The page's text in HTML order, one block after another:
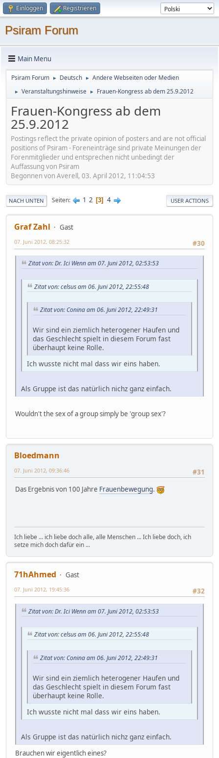
Einloggen Registrieren
Psiram Forum
Main Menu
Psiram Forum ► Deutsch ► Andere Webseiten oder Medien
► Veranstaltungshinweise ► Frauen-Kongress ab dem 25.9.2012
Frauen-Kongress ab dem
25.9.2012
Postings reflect the private opinion of posters and are not official
positions of Psiram - Foreneinträge sind private Meinungen der
Forenmitglieder und entsprechen nicht unbedingt der
Auffassung von Psiram
Begonnen von Averell, 03. April 2012, 11:04:53
NACH UNTEN Seiten 1 2 3 4 USER ACTIONS
Graf Zahl
Gast
#30
07. Juni 2012, 08:25:32
Zitat von: Dr. Ici Wenn am 07. Juni 2012, 02:53:53
Zitat von: celsus am 06. Juni 2012, 22:55:48
Zitat von: Conina am 06. Juni 2012, 22:49:31
Wir sind ein ziemlich heterogener Haufen und
das Geschlecht spielt in diesem Forum fast
überhaupt keine Rolle.
Ich wusste nicht mal dass wir eins haben.
Als Gruppe ist das natürlich nichz ganz einfach.
Wouldn't the sex of a group simply be 'group sex'?
Bloedmann
#31
07. Juni 2012, 09:36:46
Das Ergebnis von 100 Jahre Frauenbewegung.
Ich liebe ... ich liebe doch alle, alle Menschen ... Ich liebe doch, ich
setze mich doch dafür ein ...
71hAhmed
Gast
#32
07. Juni 2012, 19:45:36
Zitat von: Dr. Ici Wenn am 07. Juni 2012, 02:53:53
Zitat von: celsus am 06. Juni 2012, 22:55:48
Zitat von: Conina am 06. Juni 2012, 22:49:31
Wir sind ein ziemlich heterogener Haufen und
das Geschlecht spielt in diesem Forum fast
überhaupt keine Rolle.
Ich wusste nicht mal dass wir eins haben.
Als Gruppe ist das natürlich nichz ganz einfach.
Brauchen wir eigentlich eines?